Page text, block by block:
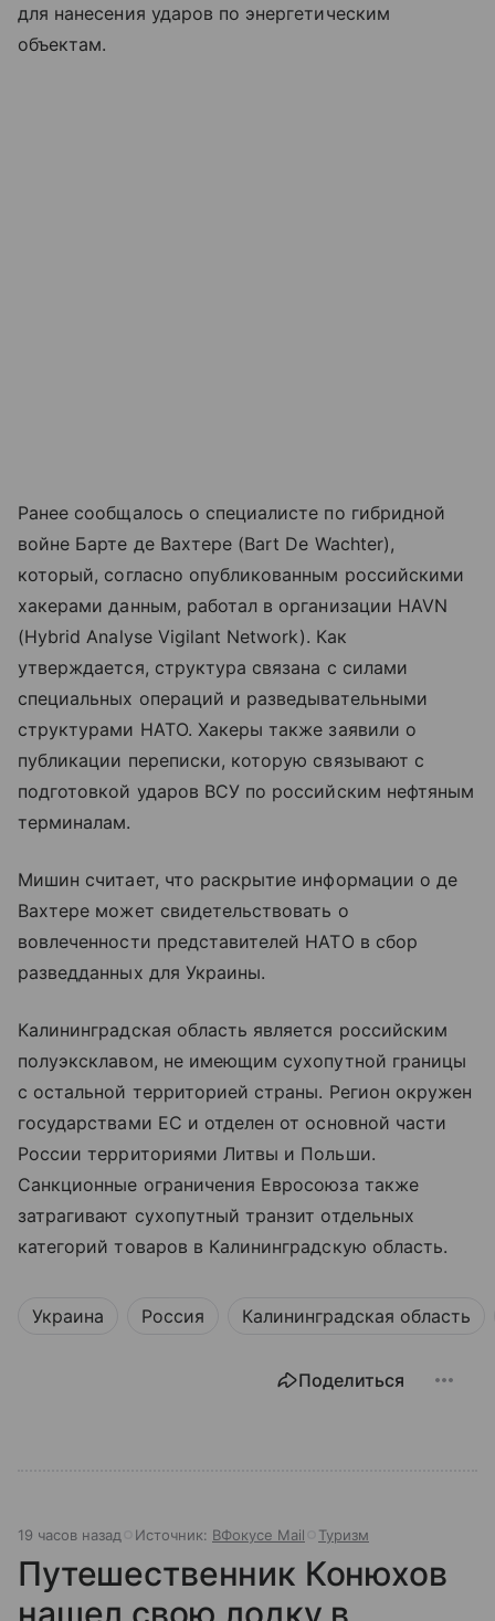
для нанесения ударов по энергетическим
объектам.
Ранее сообщалось о специалисте по гибридной
войне Бартe де Вахтере (Bart De Wachter),
который, согласно опубликованным российскими
хакерами данным, работал в организации HAVN
(Hybrid Analyse Vigilant Network). Как
утверждается, структура связана с силами
специальных операций и разведывательными
структурами НАТО. Хакеры также заявили о
публикации переписки, которую связывают с
подготовкой ударов ВСУ по российским нефтяным
терминалам.
Мишин считает, что раскрытие информации о де
Вахтере может свидетельствовать о
вовлеченности представителей НАТО в сбор
разведданных для Украины.
Калининградская область является российским
полуэксклавом, не имеющим сухопутной границы
с остальной территорией страны. Регион окружен
государствами ЕС и отделен от основной части
России территориями Литвы и Польши.
Санкционные ограничения Евросоюза также
затрагивают сухопутный транзит отдельных
категорий товаров в Калининградскую область.
Украина Россия Калининградская область
Поделиться
19 часов назад Источник: ВФокусе Mail Туризм
Путешественник Конюхов